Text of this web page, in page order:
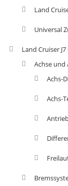
Land
Universal
Land Cruiser
Achse und
Achs-
Achs-